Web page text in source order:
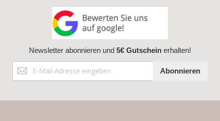
Newsletter abonnieren und 5€ Gutschein erhalten!
Anmeldung
zum
Abonnieren